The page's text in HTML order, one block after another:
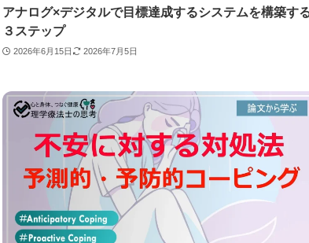
アナログ×デジタルで目標達成するシステムを構築す
３ステップ
2026年6月15日 2026年7月5日